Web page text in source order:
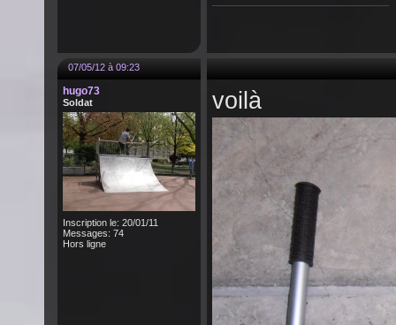
07/05/12 à 09:23
hugo73
Soldat
Inscription le: 20/01/11
Messages: 74
Hors ligne
voilà